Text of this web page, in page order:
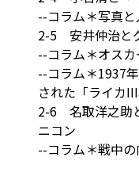
--コラム＊写真
2-5 安井仲治と
--コラム＊オス
--コラム＊1937
された「ライカ
2-6 名取洋之助
ニコン
--コラム＊戦中